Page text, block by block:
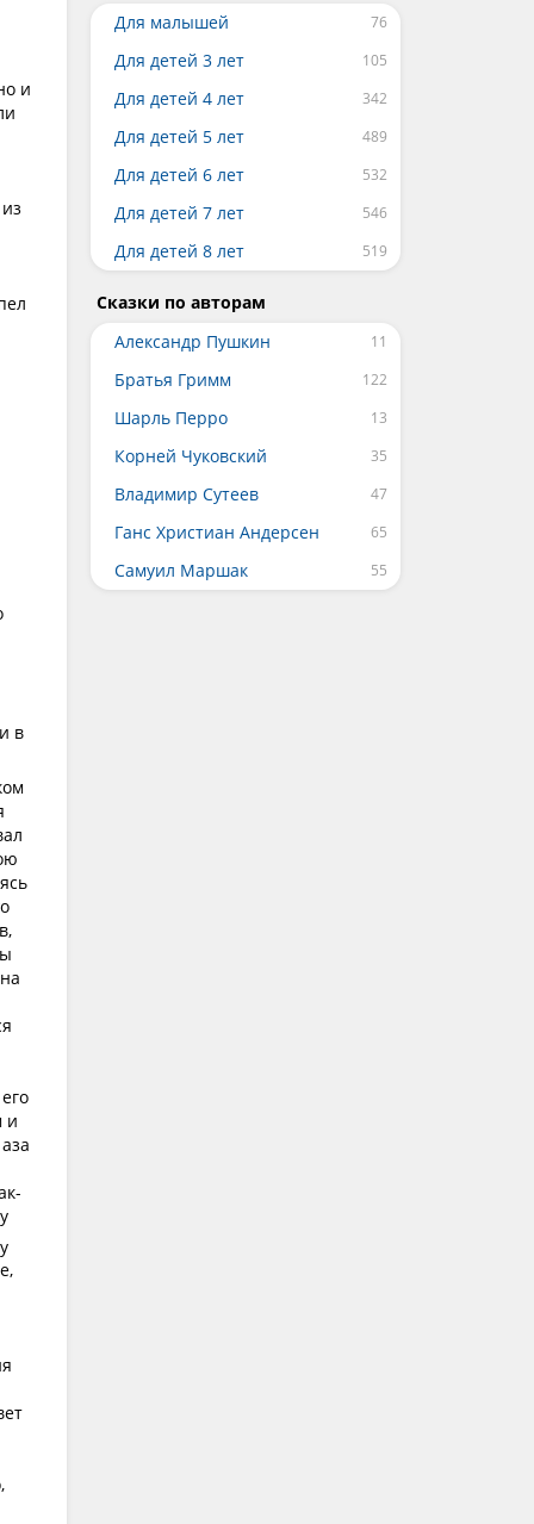
и
в
и
Для малышей
Для детей 3 лет
Для детей 4 лет
Для детей 5 лет
Для детей 6 лет
Для детей 7 лет
Для детей 8 лет
Сказки по авторам
Александр Пушкин
Братья Гримм
Шарль Перро
Корней Чуковский
Владимир Сутеев
Ганс Христиан Андерсен
Самуил Маршак